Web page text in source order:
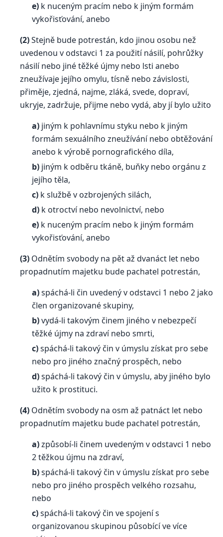
e) k nuceným pracím nebo k jiným formám
vykořisťování, anebo
(2)Stejně bude potrestán, kdo jinou osobu než
uvedenou v odstavci 1 za použití násilí, pohrůžky
násilí nebo jiné těžké újmy nebo lsti anebo
zneužívaje jejího omylu, tísně nebo závislosti,
přiměje, zjedná, najme, zláká, svede, dopraví,
ukryje, zadržuje, přijme nebo vydá, aby jí bylo užito
a) jiným k pohlavnímu styku nebo k jiným
formám sexuálního zneužívání nebo obtěžování
anebo k výrobě pornografického díla,
b) jiným k odběru tkáně, buňky nebo orgánu z
jejího těla,
c) k službě v ozbrojených silách,
d) k otroctví nebo nevolnictví, nebo
e) k nuceným pracím nebo k jiným formám
vykořisťování, anebo
(3) Odnětím svobody na pět až dvanáct let nebo
propadnutím majetku bude pachatel potrestán,
a)spáchá-li čin uvedený v odstavci 1 nebo 2 jako
člen organizované skupiny,
b)vydá-li takovým činem jiného v nebezpečí
těžké újmy na zdraví nebo smrti,
c)spáchá-li takový čin v úmyslu získat pro sebe
nebo pro jiného značný prospěch, nebo
d)spáchá-li takový čin v úmyslu, aby jiného bylo
užito k prostituci.
(4) Odnětím svobody na osm až patnáct let nebo
propadnutím majetku bude pachatel potrestán,
a)způsobí-li činem uvedeným v odstavci 1 nebo
2 těžkou újmu na zdraví,
b)spáchá-li takový čin v úmyslu získat pro sebe
nebo pro jiného prospěch velkého rozsahu,
nebo
c)spáchá-li takový čin ve spojení s
organizovanou skupinou působící ve více